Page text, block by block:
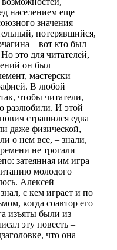
населением еще
значения
потерявшийся,
– вот кто был
это для читателей,
он был
мастерски
В любой
чтобы читатели,
разлюбили. И этой
страшился едва
даже физической, –
о нем все, – знали,
не трогали
затеянная им игра
молодого
Алексей
с кем играет и по
когда соавтор его
изъяты были из
эту повесть –
что она –